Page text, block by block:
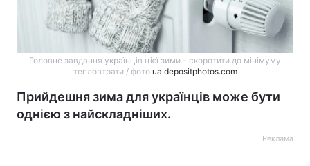
Головне завдання українців цієї зими - скоротити до мінімуму
тепловтрати / фото ua.depositphotos.com
Прийдешня зима для українців може бути
однією з найскладніших.
Реклама